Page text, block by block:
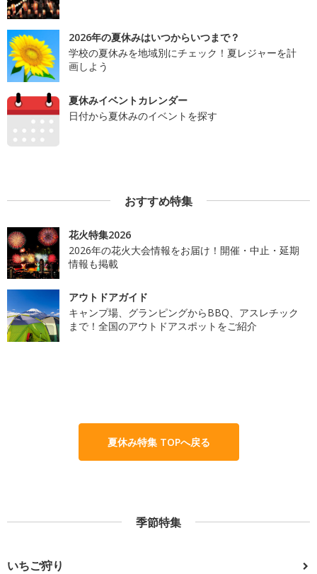
2026年の夏休みはいつからいつまで？
学校の夏休みを地域別にチェック！夏レジャーを計
画しよう
夏休みイベントカレンダー
日付から夏休みのイベントを探す
おすすめ特集
花火特集2026
2026年の花火大会情報をお届け！開催・中止・延期
情報も掲載
アウトドアガイド
キャンプ場、グランピングからBBQ、アスレチック
まで！全国のアウトドアスポットをご紹介
夏休み特集 TOPへ戻る
季節特集
いちご狩り